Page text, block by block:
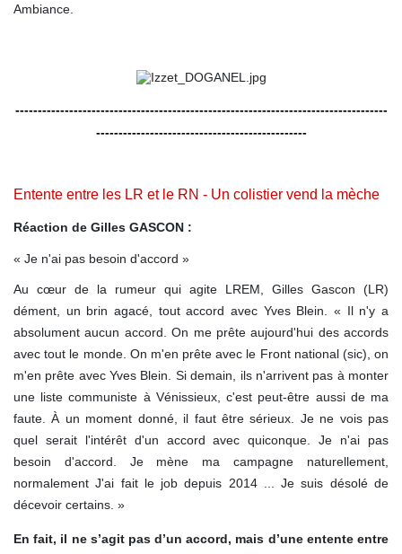
Ambiance.
-----------------------------------------------------------------------------------
-----------------------------------------------
Entente entre les LR et le RN - Un colistier vend la mèche
Réaction de Gilles GASCON :
« Je n'ai pas besoin d'accord »
Au cœur de la rumeur qui agite LREM, Gilles Gascon (LR)
dément, un brin agacé, tout accord avec Yves Blein. « Il n'y a
absolument aucun accord. On me prête aujourd'hui des accords
avec tout le monde. On m'en prête avec le Front national (sic), on
m'en prête avec Yves Blein. Si demain, ils n'arrivent pas à monter
une liste communiste à Vénissieux, c'est peut-être aussi de ma
faute. À un moment donné, il faut être sérieux. Je ne vois pas
quel serait l'intérêt d'un accord avec quiconque. Je n'ai pas
besoin d'accord. Je mène ma campagne naturellement,
normalement J'ai fait le job depuis 2014 ... Je suis désolé de
décevoir certains. »
En fait, il ne s’agit pas d’un accord, mais d’une entente entre